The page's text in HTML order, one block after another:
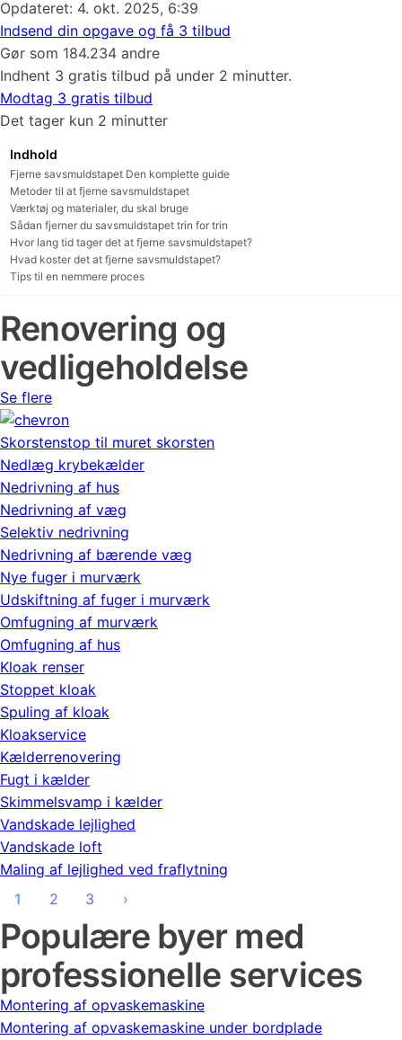
Opdateret: 4. okt. 2025, 6:39
Indsend din opgave og få 3 tilbud
Gør som 184.234 andre
Indhent 3 gratis tilbud på under 2 minutter.
Modtag 3 gratis tilbud
Det tager kun 2 minutter
Indhold
Fjerne savsmuldstapet Den komplette guide
Metoder til at fjerne savsmuldstapet
Værktøj og materialer, du skal bruge
Sådan fjerner du savsmuldstapet trin for trin
Hvor lang tid tager det at fjerne savsmuldstapet?
Hvad koster det at fjerne savsmuldstapet?
Tips til en nemmere proces
Renovering og
vedligeholdelse
Se flere
Skorstenstop til muret skorsten
Nedlæg krybekælder
Nedrivning af hus
Nedrivning af væg
Selektiv nedrivning
Nedrivning af bærende væg
Nye fuger i murværk
Udskiftning af fuger i murværk
Omfugning af murværk
Omfugning af hus
Kloak renser
Stoppet kloak
Spuling af kloak
Kloakservice
Kælderrenovering
Fugt i kælder
Skimmelsvamp i kælder
Vandskade lejlighed
Vandskade loft
Maling af lejlighed ved fraflytning
1
2 3 ›
Populære byer med
professionelle services
Montering af opvaskemaskine
Montering af opvaskemaskine under bordplade